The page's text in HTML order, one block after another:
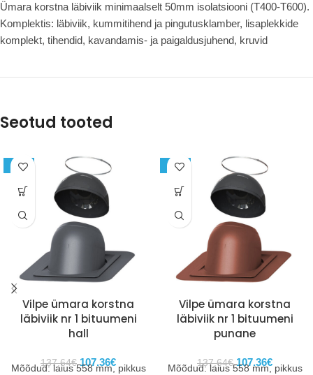
Ümara korstna läbiviik minimaalselt 50mm isolatsiooni (T400-T600).
Komplektis: läbiviik, kummitihend ja pingutusklamber, lisaplekkide
komplekt, tihendid, kavandamis- ja paigaldusjuhend, kruvid
Seotud tooted
-22%
Vilpe ümara korstna
läbiviik nr 1 bituumeni
hall
137.64€ 107.36€
Mõõdud: laius 558 mm, pikkus
-22%
Vilpe ümara korstna
läbiviik nr 1 bituumeni
punane
137.64€ 107.36€
Mõõdud: laius 558 mm, pikkus